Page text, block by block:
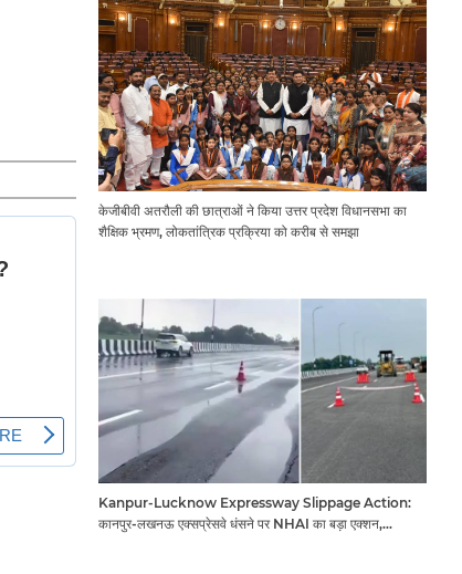
केजीबीवी अतरौली की छात्राओं ने किया उत्तर प्रदेश विधानसभा का
शैक्षिक भ्रमण, लोकतांत्रिक प्रक्रिया को करीब से समझा
Kanpur-Lucknow Expressway Slippage Action:
कानपुर-लखनऊ एक्सप्रेसवे धंसने पर NHAI का बड़ा एक्शन,